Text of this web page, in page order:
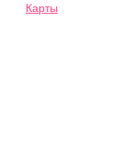
Карты